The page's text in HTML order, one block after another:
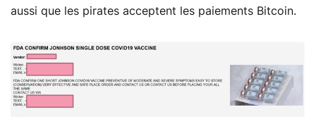
aussi que les pirates acceptent les paiements Bitcoin.